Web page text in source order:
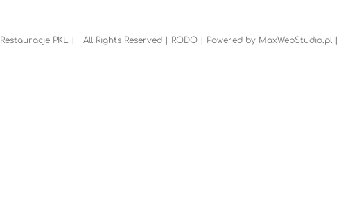
Restauracje PKL | All Rights Reserved | RODO| Powered by MaxWebStudio.pl |